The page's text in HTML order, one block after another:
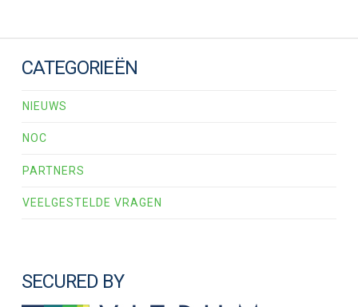
CATEGORIEËN
NIEUWS
NOC
PARTNERS
VEELGESTELDE VRAGEN
SECURED BY